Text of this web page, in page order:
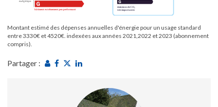
Montant estimé des dépenses annuelles d'énergie pour un usage standard
entre 3330€ et 4520€. indexées aux années 2021,2022 et 2023 (abonnement
compris).
Partager :